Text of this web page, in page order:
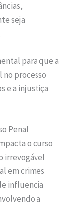
seja
para que a
no processo
e a injustiça
Penal
o curso
irrevogável
em crimes
influencia
a